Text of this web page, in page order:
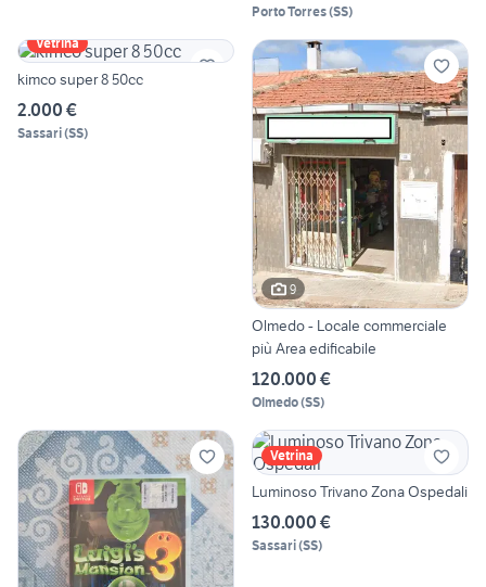
Porto Torres(SS)
Vetrina
kimco super 8 50cc
2.000 €
Sassari(SS)
9
Olmedo - Locale commerciale
più Area edificabile
120.000 €
Olmedo(SS)
Vetrina
Luminoso Trivano Zona Ospedali
130.000 €
Sassari(SS)